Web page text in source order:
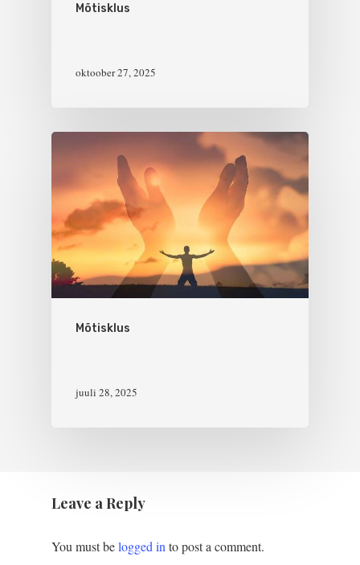
Mõtisklus
oktoober 27, 2025
Mõtisklus
juuli 28, 2025
Leave a Reply
You must belogged in to post a comment.